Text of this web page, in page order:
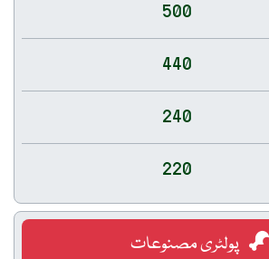
500
440
240
220
پولٹری مصنوعات